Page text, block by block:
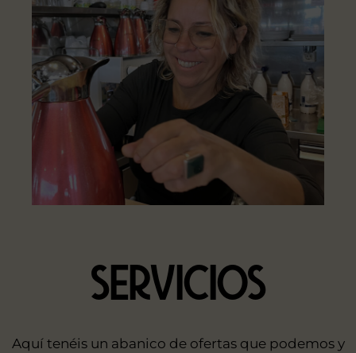
SERVICIOS
Aquí tenéis un abanico de ofertas que podemos y